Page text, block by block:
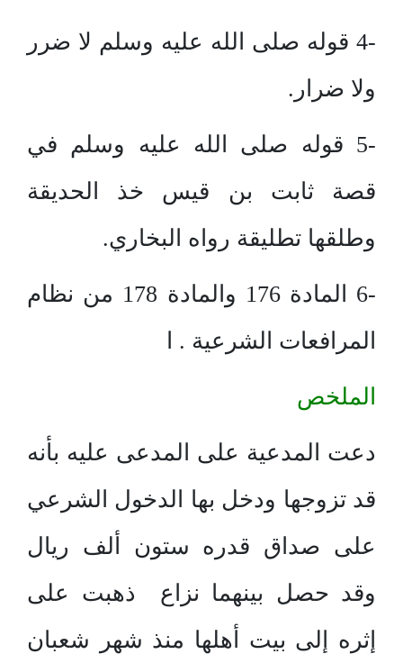
-4 قوله صلى الله عليه وسلم لا ضرر
ولا ضرار.
-5 قوله صلى الله عليه وسلم في
قصة ثابت بن قيس خذ الحديقة
وطلقها تطليقة رواه البخاري.
-6 المادة 176 والمادة 178 من نظام
المرافعات الشرعية . ا
الملخص
دعت المدعية على المدعى عليه بأنه
قد تزوجها ودخل بها الدخول الشرعي
على صداق قدره ستون ألف ريال
وقد حصل بينهما نزاع ذهبت على
إثره إلى بيت أهلها منذ شهر شعبان